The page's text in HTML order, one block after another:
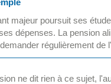
majeur poursuit ses
dépenses. La pension
régulièrement de
ne dit rien à ce sujet,